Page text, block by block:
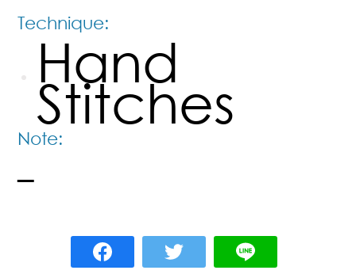
Technique:
Hand
Stitches
Note:
–